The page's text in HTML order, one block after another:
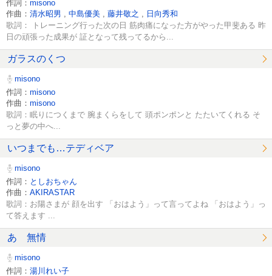
作詞： misono
作曲： 清水昭男 中島優美 藤井敬之 日向秀和
歌詞： トレーニング行った次の日 筋肉痛になった方がやった甲斐ある 昨
日の頑張った成果が 証となって残ってるから...
ガラスのくつ
misono
作詞： misono
作曲： misono
歌詞：眠りにつくまで 腕まくらをして 頭ポンポンと たたいてくれる そ
っと夢の中へ...
いつまでも…テディベア
misono
作詞： としおちゃん
作曲： AKIRASTAR
歌詞：お陽さまが 顔を出す 「おはよう」って言ってよね 「おはよう」っ
て答えます ...
あゝ無情
misono
作詞： 湯川れい子